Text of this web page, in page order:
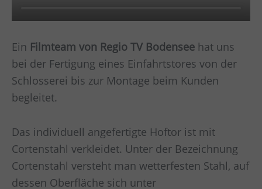
Ein Filmteam von Regio TV Bodensee hat uns
bei der Fertigung eines Einfahrtstores von der
Schlosserei bis zur Montage beim Kunden
begleitet.
Das individuell angefertigte Hoftor ist mit
Cortenstahl verkleidet. Unter der Bezeichnung
Cortenstahl versteht man wetterfesten Stahl, auf
dessen Oberfläche sich unter